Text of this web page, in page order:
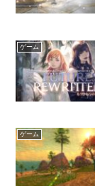
ゲーム
ゲーム